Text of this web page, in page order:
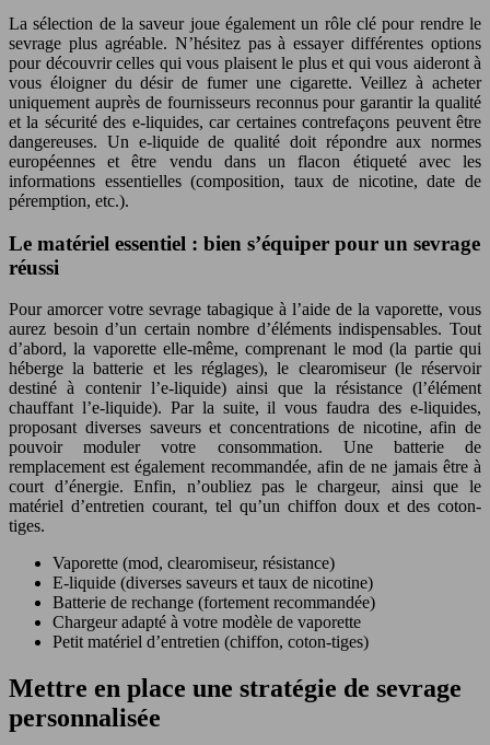
La sélection de la saveur joue également un rôle clé pour rendre le
sevrage plus agréable. N’hésitez pas à essayer différentes options
pour découvrir celles qui vous plaisent le plus et qui vous aideront à
vous éloigner du désir de fumer une cigarette. Veillez à acheter
uniquement auprès de fournisseurs reconnus pour garantir la qualité
et la sécurité des e-liquides, car certaines contrefaçons peuvent être
dangereuses. Un e-liquide de qualité doit répondre aux normes
européennes et être vendu dans un flacon étiqueté avec les
informations essentielles (composition, taux de nicotine, date de
péremption, etc.).
Le matériel essentiel : bien s’équiper pour un sevrage
réussi
Pour amorcer votre sevrage tabagique à l’aide de la vaporette, vous
aurez besoin d’un certain nombre d’éléments indispensables. Tout
d’abord, la vaporette elle-même, comprenant le mod (la partie qui
héberge la batterie et les réglages), le clearomiseur (le réservoir
destiné à contenir l’e-liquide) ainsi que la résistance (l’élément
chauffant l’e-liquide). Par la suite, il vous faudra des e-liquides,
proposant diverses saveurs et concentrations de nicotine, afin de
pouvoir moduler votre consommation. Une batterie de
remplacement est également recommandée, afin de ne jamais être à
court d’énergie. Enfin, n’oubliez pas le chargeur, ainsi que le
matériel d’entretien courant, tel qu’un chiffon doux et des coton-
tiges.
Vaporette (mod, clearomiseur, résistance)
E-liquide (diverses saveurs et taux de nicotine)
Batterie de rechange (fortement recommandée)
Chargeur adapté à votre modèle de vaporette
Petit matériel d’entretien (chiffon, coton-tiges)
Mettre en place une stratégie de sevrage
personnalisée